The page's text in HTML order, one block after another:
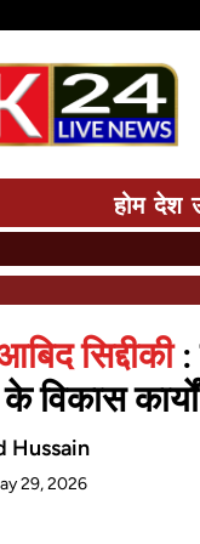
होम देश
सिद्दीकी
विकास
Hussain
29, 2026